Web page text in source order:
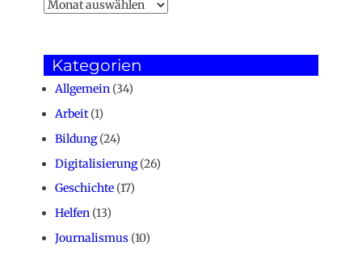
Kategorien
Allgemein (34)
Arbeit(1)
Bildung(24)
Digitalisierung(26)
Geschichte (17)
Helfen (13)
Journalismus (10)